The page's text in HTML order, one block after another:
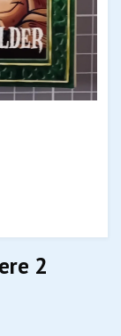
2